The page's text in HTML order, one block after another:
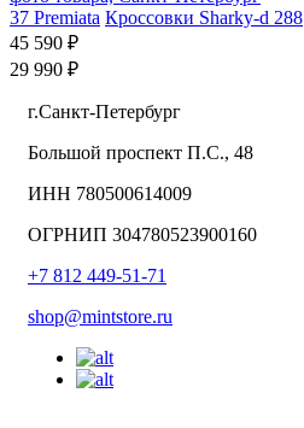
37 Premiata Кроссовки Sharky-d 288
45 590 ₽
29 990 ₽
г.Санкт-Петербург
Большой проспект П.С., 48
ИНН 780500614009
ОГРНИП 304780523900160
+7 812 449-51-71
shop@mintstore.ru